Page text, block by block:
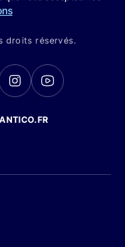
droits réservés.